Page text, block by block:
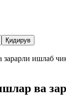
ва